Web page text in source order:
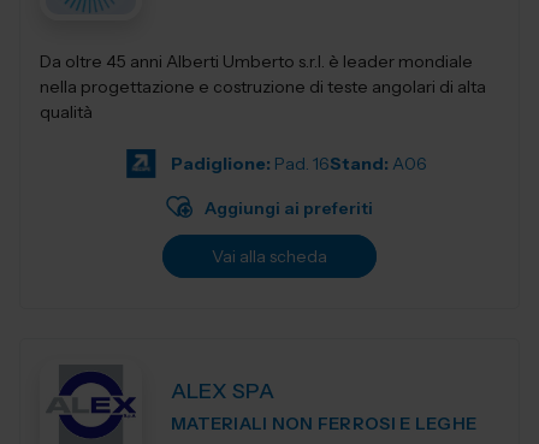
Da oltre 45 anni Alberti Umberto s.r.l. è leader mondiale
nella progettazione e costruzione di teste angolari di alta
qualità
Padiglione: Pad. 16Stand: A06
Aggiungi ai preferiti
Vai alla scheda
ALEX SPA
MATERIALI NON FERROSI E LEGHE